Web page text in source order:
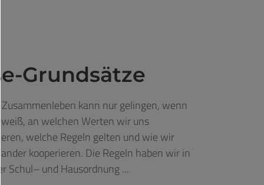
Grundsätze
kann nur gelingen, wenn
an welchen Werten wir uns
welche Regeln gelten und wie wir
kooperieren. Die Regeln haben wir in
Schul– und Hausordnung ...